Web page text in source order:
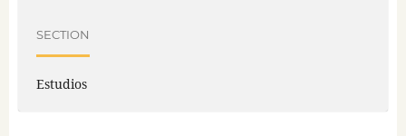
SECTION
Estudios